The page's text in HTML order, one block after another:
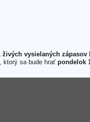
živých vysielaných zápasov
ktorý sa bude hrať pondelok